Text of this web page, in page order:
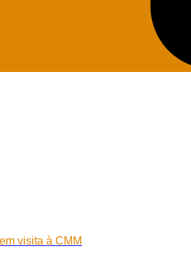
visita à CMM